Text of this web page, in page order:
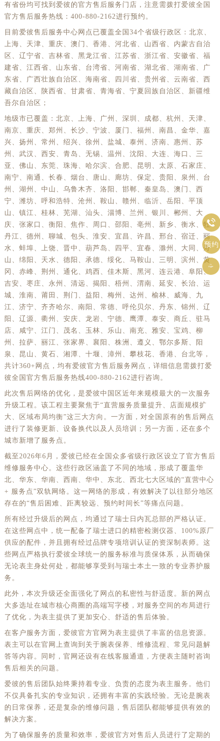
有省份均可找到爱彼的官方售后服务门店，注意需拨打爱彼全国
官方售后服务热线：400-880-2162进行预约。
目前爱彼售后服务中心网点已覆盖全国34个省级行政区：北京、
上海、天津、重庆、澳门、香港、河北省、山西省、内蒙古自治
区、辽宁省、吉林省、黑龙江省、江苏省、浙江省、安徽省、福
建省、江西省、山东省、台湾省、河南省、湖北省、湖南省、广
东省、广西壮族自治区、海南省、四川省、贵州省、云南省、西
藏自治区、陕西省、甘肃省、青海省、宁夏回族自治区、新疆维
吾尔自治区；
地级市已覆盖：北京、上海、广州、深圳、成都、杭州、天津、
南京、重庆、郑州、长沙、宁波、厦门、福州、南昌、金华、嘉
兴、扬州、常州、绍兴、徐州、盐城、泰州、济南、惠州、苏
州、武汉、西安、青岛、无锡、温州、沈阳、大连、海口、三
亚、佛山、东莞、珠海、哈尔滨、合肥、昆明、太原、石家庄、
南宁、南通、长春、烟台、唐山、廊坊、保定、贵阳、泉州、台
州、湖州、中山、乌鲁木齐、洛阳、邯郸、秦皇岛、澳门、西
宁、潍坊、呼和浩特、沧州、鞍山、赣州、临沂、岳阳、平顶
山、镇江、桂林、芜湖、汕头、淄博、兰州、银川、郴州、大
庆、张家口、衡阳、焦作、周口、邵阳、亳州、新乡、衡水、牡
丹江、德州、聊城、包头、淮安、宜昌、许昌、邢台、宿迁、丽
水、蚌埠、上饶、晋中、葫芦岛、四平、宜春、滁州、大同、舟
山、绵阳、天水、德阳、承德、绥化、马鞍山、三明、滨州、黄
冈、赤峰、荆州、通化、鸡西、佳木斯、黑河、连云港、阜阳、
吉安、枣庄、永州、清远、揭阳、梧州、渭南、延安、长治、运
城、淮南、莆田、荆门、益阳、梅州、达州、榆林、威海、九
江、济宁、齐齐哈尔、南阳、常德、呼伦贝尔、丹东、锦州、辽
阳、辽源、衢州、安庆、龙岩、宁德、鹰潭、泰安、商丘、驻马
店、咸宁、江门、茂名、玉林、乐山、南充、雅安、宝鸡、柳
州、拉萨、丽江、张家界、襄阳、株洲、遵义、鄂尔多斯、阳
泉、昆山、黄石、湘潭、十堰、漳州、攀枝花、香港、台北等，
共计360+网点，均有爱彼官方售后服务网点，详细信息需拨打爱
彼全国官方售后服务热线400-880-2162进行咨询。
此次售后网络的优化，是爱彼中国区近年来规模最大的一次服务
升级工程。该工程主要聚焦于“直营服务质量提升、店面规模扩
大、区域布局均衡”这三大方向。一方面，对全国原有的售后网点
进行了装修更新、设备换代以及人员培训；另一方面，还在多个
城市新增了服务点。
截至2026年6月，爱彼已经在全国众多省级行政区设立了官方售后
维修服务中心。这些行政区涵盖了不同的地域，形成了覆盖华
北、华东、华南、西南、华中、东北、西北七大区域的“直营中心
+ 服务点”双轨网络。这一网络的形成，有效解决了以往部分地区
存在的“售后困难、距离较远、预约时间长”等痛点问题。
所有经过升级后的网点，均通过了瑞士日内瓦总部的严格认证。
在这些网点中，统一配备了瑞士进口的精密检测仪器、100%原厂
供应的配件，并且拥有经过品牌专项培训认证的资深制表师。这
些网点严格执行爱彼全球统一的服务标准与质保体系，从而确保
无论表主身处何处，都能够享受到与瑞士本土一致的专业养护服
务。
此外，本次升级还全面强化了网点的私密性与舒适度。新的网点
大多选址在城市核心商圈的高端写字楼，对服务空间的布局进行
了优化，为表主提供了更加安心、舒适的售后体验。
在客户服务方面，爱彼官方官网为表主提供了丰富的信息资源。
表主可以在官网上查询到关于腕表保养、维修流程、常见问题解
答等内容。同时，官网还设有在线客服通道，方便表主随时咨询
售后相关的问题。
爱彼的售后团队始终秉持着专业、负责的态度为表主服务。他们
不仅具备扎实的专业知识，还拥有丰富的实践经验。无论是腕表
的日常保养，还是复杂的维修问题，售后团队都能够提供有效的
解决方案。
为了确保服务的质量和效率，爱彼官方对售后人员进行了定期的

预约
